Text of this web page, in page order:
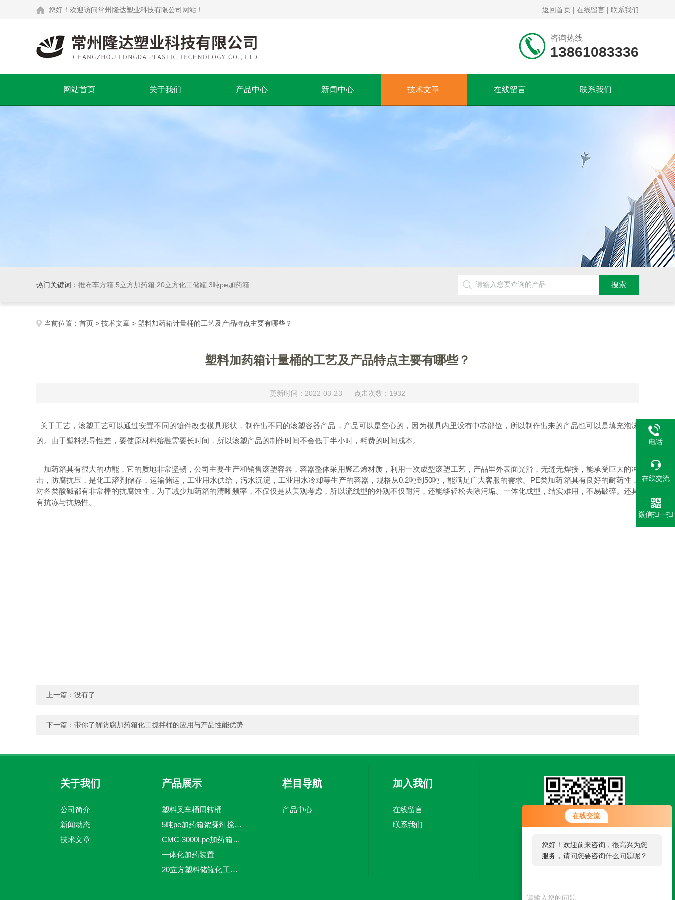
在线交流
您好！欢迎前来咨询，很高兴为您
服务，请问您要咨询什么问题呢？
您好！欢迎访问常州隆达塑业科技有限公司网站！ 返回首页 | 在线留言 | 联系我们
咨询热线
13861083336
网站首页 关于我们 产品中心 新闻中心 技术文章 在线留言 联系我们
热门关键词： 推布车方箱,5立方加药箱,20立方化工储罐,3吨pe加药箱
当前位置： 首页 > 技术文章 > 塑料加药箱计量桶的工艺及产品特点主要有哪些？
塑料加药箱计量桶的工艺及产品特点主要有哪些？
更新时间：2022-03-23 点击次数：1932
关于工艺，滚塑工艺可以通过安置不同的镶件改变模具形状，制作出不同的滚塑容器产品，产品可以是空心的，因为模具内里没有中芯部位，所以制作出来的产品也可以是填充泡沫
的。由于塑料热导性差，要使原材料熔融需要长时间，所以滚塑产品的制作时间不会低于半小时，耗费的时间成本。
加药箱具有很大的功能，它的质地非常坚韧，公司主要生产和销售滚塑容器，容器整体采用聚乙烯材质，利用一次成型滚塑工艺，产品里外表面光滑，无缝无焊接，能承受巨大的冲
击，防腐抗压，是化工溶剂储存，运输储运，工业用水供给，污水沉淀，工业用水冷却等生产的容器，规格从0.2吨到50吨，能满足广大客服的需求。PE类加药箱具有良好的耐药性，
对各类酸碱都有非常棒的抗腐蚀性，为了减少加药箱的清晰频率，不仅仅是从美观考虑，所以流线型的外观不仅耐污，还能够轻松去除污垢。一体化成型，结实难用，不易破碎。还具
有抗冻与抗热性。
上一篇：没有了
下一篇： 带你了解防腐加药箱化工搅拌桶的应用与产品性能优势
关于我们
公司简介
新闻动态
技术文章
产品展示
塑料叉车桶周转桶
5吨pe加药箱絮凝剂搅拌桶溶盐箱计量桶
CMC-3000Lpe加药箱计量泵加药罐
一体化加药装置
20立方塑料储罐化工储罐防腐储罐PE桶
栏目导航
产品中心
加入我们
在线留言
联系我们
电话
在线交流
微信扫一扫